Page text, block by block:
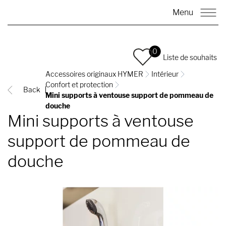
Menu
0
Liste de souhaits
Back
Accessoires originaux HYMER
Intérieur
Confort et protection
Mini supports à ventouse support de pommeau de
douche
Mini supports à ventouse
support de pommeau de
douche